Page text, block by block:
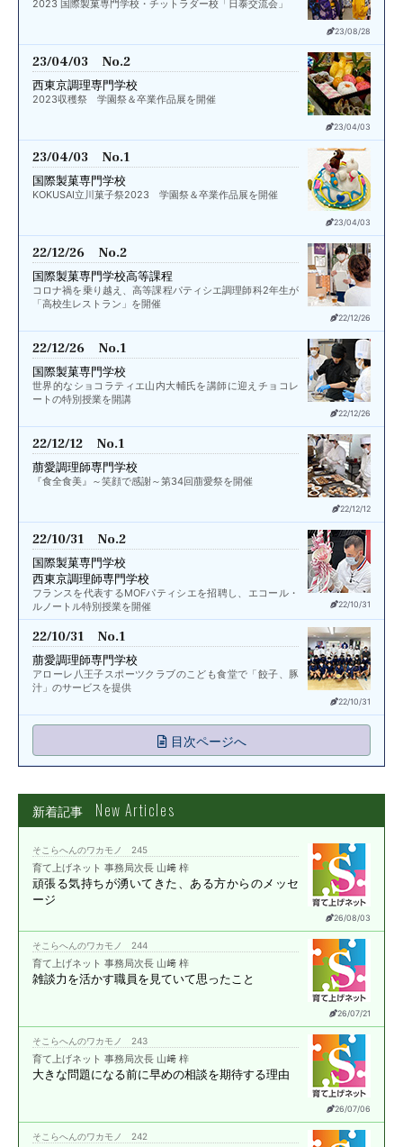
23/08/28
2023 国際製菓専門学校・チットラダー校「日泰交流会」
23/04/03
23/04/03 No.2
西東京調理専門学校
2023収穫祭 学園祭＆卒業作品展を開催
23/04/03
23/04/03 No.1
国際製菓専門学校
KOKUSAI立川菓子祭2023 学園祭＆卒業作品展を開催
22/12/26
22/12/26 No.2
国際製菓専門学校高等課程
コロナ禍を乗り越え、高等課程パティシエ調理師科2年生が
「高校生レストラン」を開催
22/12/26
22/12/26 No.1
国際製菓専門学校
世界的なショコラティエ山内大輔氏を講師に迎えチョコレ
ートの特別授業を開講
22/12/12
22/12/12 No.1
萠愛調理師専門学校
『食全食美』～笑顔で感謝～第34回萠愛祭を開催
22/10/31
22/10/31 No.2
国際製菓専門学校
西東京調理師専門学校
フランスを代表するMOFパティシエを招聘し、エコール・
ルノートル特別授業を開催
22/10/31
22/10/31 No.1
萠愛調理師専門学校
アローレ八王子スポーツクラブのこども食堂で「餃子、豚
汁」のサービスを提供
目次ページへ
新着記事 New Articles
26/08/03
そこらへんのワカモノ 245
育て上げネット 事務局次長 山﨑 梓
頑張る気持ちが湧いてきた、ある方からのメッセ
ージ
26/07/21
そこらへんのワカモノ 244
育て上げネット 事務局次長 山﨑 梓
雑談力を活かす職員を見ていて思ったこと
26/07/06
そこらへんのワカモノ 243
育て上げネット 事務局次長 山﨑 梓
大きな問題になる前に早めの相談を期待する理由
そこらへんのワカモノ 242